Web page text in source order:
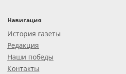
Навигация
История газеты
Редакция
Наши победы
Контакты